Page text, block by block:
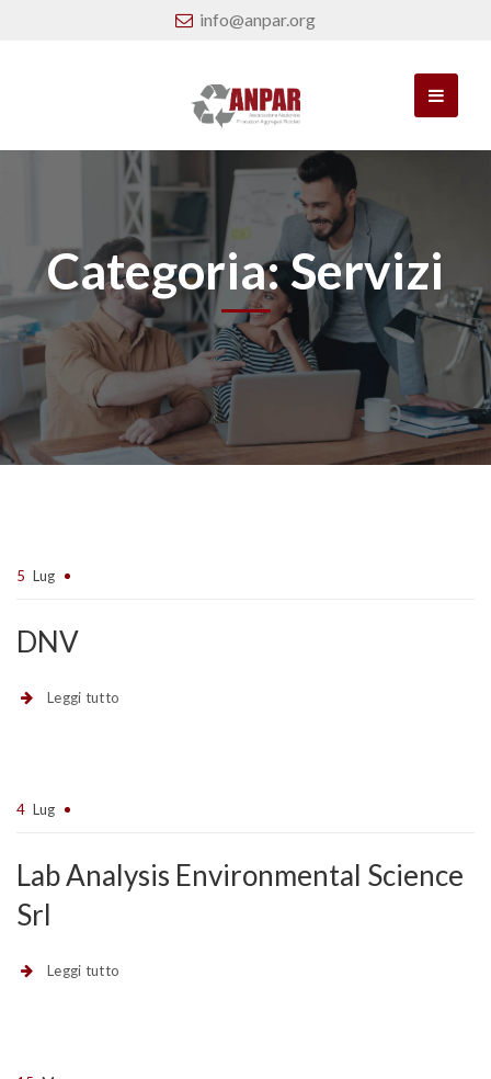
info@anpar.org
Categoria:Servizi
5 Lug
DNV
Leggi tutto
4 Lug
Lab Analysis Environmental Science
Srl
Leggi tutto